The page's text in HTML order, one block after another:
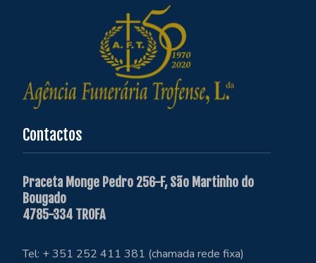
Contactos
Praceta Monge Pedro 256-F, São Martinho do
Bougado
4785-334 TROFA
Tel: + 351 252 411 381 (chamada rede fixa)